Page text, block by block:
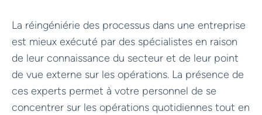
La réingéniérie des processus dans une entreprise
est mieux exécuté par des spécialistes en raison
de leur connaissance du secteur et de leur point
de vue externe sur les opérations. La présence de
ces experts permet à votre personnel de se
concentrer sur les opérations quotidiennes tout en